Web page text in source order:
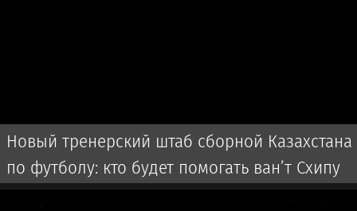
Новый тренерский штаб сборной Казахстана
по футболу: кто будет помогать ван’т Схипу